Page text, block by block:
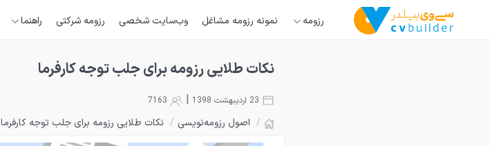
رزومه نمونه رزومه مشاغل وب‌سایت شخصی رزومه شرکتی راهنما
نکات طلایی رزومه برای جلب توجه کارفرما
|
/ اصول رزومه‌نویسی / نکات طلایی رزومه برای جلب توجه کارفرما